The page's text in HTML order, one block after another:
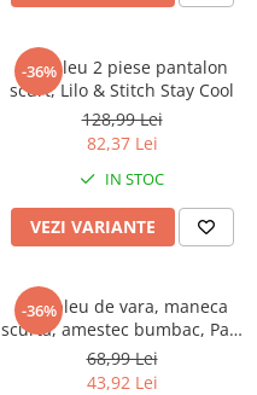
-36%
Compleu 2 piese pantalon
scurt, Lilo & Stitch Stay Cool
128,99 Lei
82,37 Lei
IN STOC
VEZI VARIANTE
-36%
Compleu de vara, maneca
scurta, amestec bumbac, Paw
Patrol
68,99 Lei
43,92 Lei